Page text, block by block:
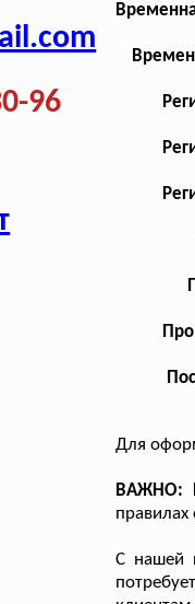
96
Для
ВАЖНО:
правилах
С нашей